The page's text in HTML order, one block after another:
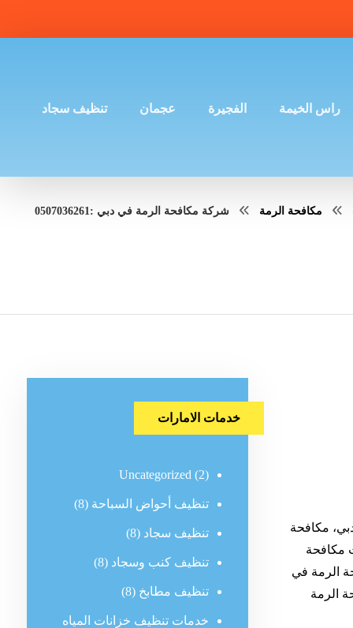
راس الخيمة الفجيرة عجمان تنظيف سجاد
مكافحة الرمة شركة مكافحة الرمة في دبي :0507036261
مكافحة
مكافحة
الرمة في
الرمة
خدمات الامارات
Uncategorized (2)
تنظيف أحواض السباحة (8)
تنظيف سجاد (8)
تنظيف كنب وسجاد (8)
تنظيف مطابخ (8)
خدمات تنظيف خزانات المياه